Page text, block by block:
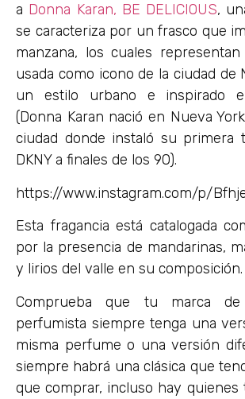
a Donna Karan, BE DELICIOUS,
se caracteriza por un frasco que
manzana, los cuales
usada como icono de la ciudad de
un estilo urbano e inspirado
(Donna Karan nació en Nueva
ciudad donde instaló su primera
DKNY a finales de los 90).
https://www.instagram.com/p/
Esta fragancia está catalogada
por la presencia de mandarinas,
y lirios del valle en su composición.
Comprueba que tu marca
perfumista siempre tenga una
misma perfume o una versión
siempre habrá una clásica que
que comprar, incluso hay quienes